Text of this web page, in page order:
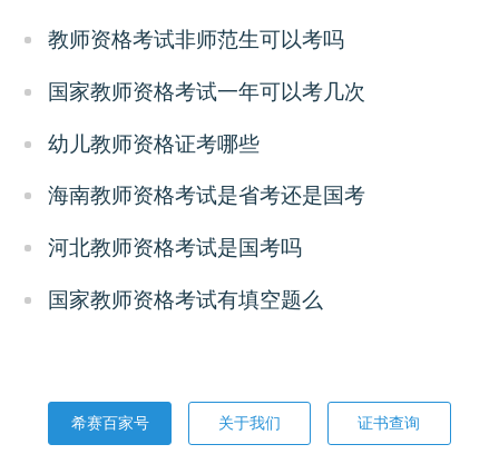
教师资格考试非师范生可以考吗
国家教师资格考试一年可以考几次
幼儿教师资格证考哪些
海南教师资格考试是省考还是国考
河北教师资格考试是国考吗
国家教师资格考试有填空题么
希赛百家号 关于我们 证书查询